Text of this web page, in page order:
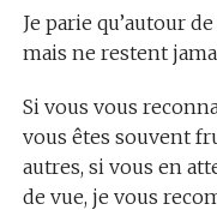
Je parie qu’autour
mais ne restent
Si vous vous
vous êtes souvent
autres, si vous en
de vue, je vous